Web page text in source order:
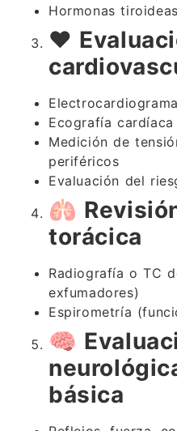
Hormonas
❤️
Ecografía
Medición de
periféricos
Evaluación del
🫁
torácica
Radiografía o TC
exfumadores)
Espirometría
🧠
básica